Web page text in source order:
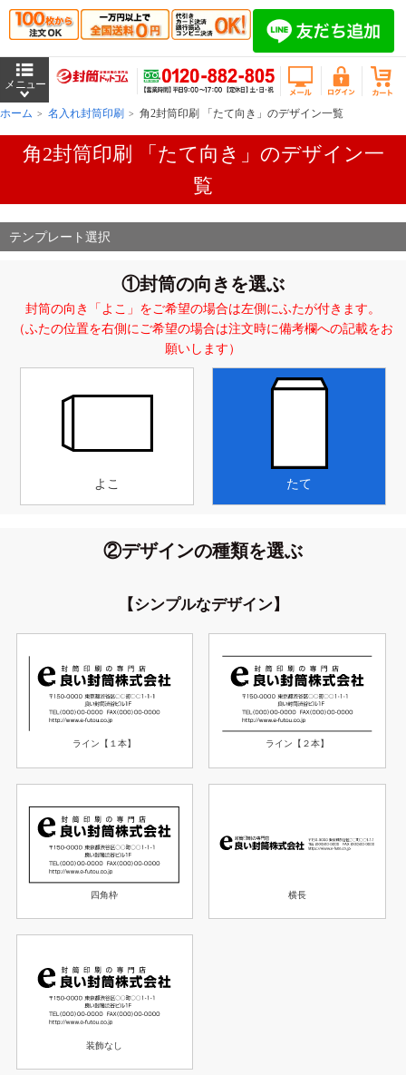
ホーム 名入れ封筒印刷 角2封筒印刷 「たて向き」のデザイン一覧
角2封筒印刷 「たて向き」のデザイン一
覧
テンプレート選択
①封筒の向きを選ぶ
封筒の向き「よこ」をご希望の場合は左側にふたが付きます。
（ふたの位置を右側にご希望の場合は注文時に備考欄への記載をお
願いします）
よこ たて
②デザインの種類を選ぶ
【シンプルなデザイン】
ライン【１本】 ライン【２本】
四角枠 横長
装飾なし